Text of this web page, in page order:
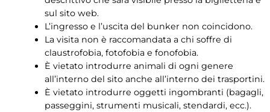
sul sito web.
L’ingresso e l’uscita del bunker non coincidono.
La visita non è raccomandata a chi soffre di
claustrofobia, fotofobia e fonofobia.
È vietato introdurre animali di ogni genere
all’interno del sito anche all’interno dei trasportini.
È vietato introdurre oggetti ingombranti (bagagli,
passeggini, strumenti musicali, stendardi, ecc.).